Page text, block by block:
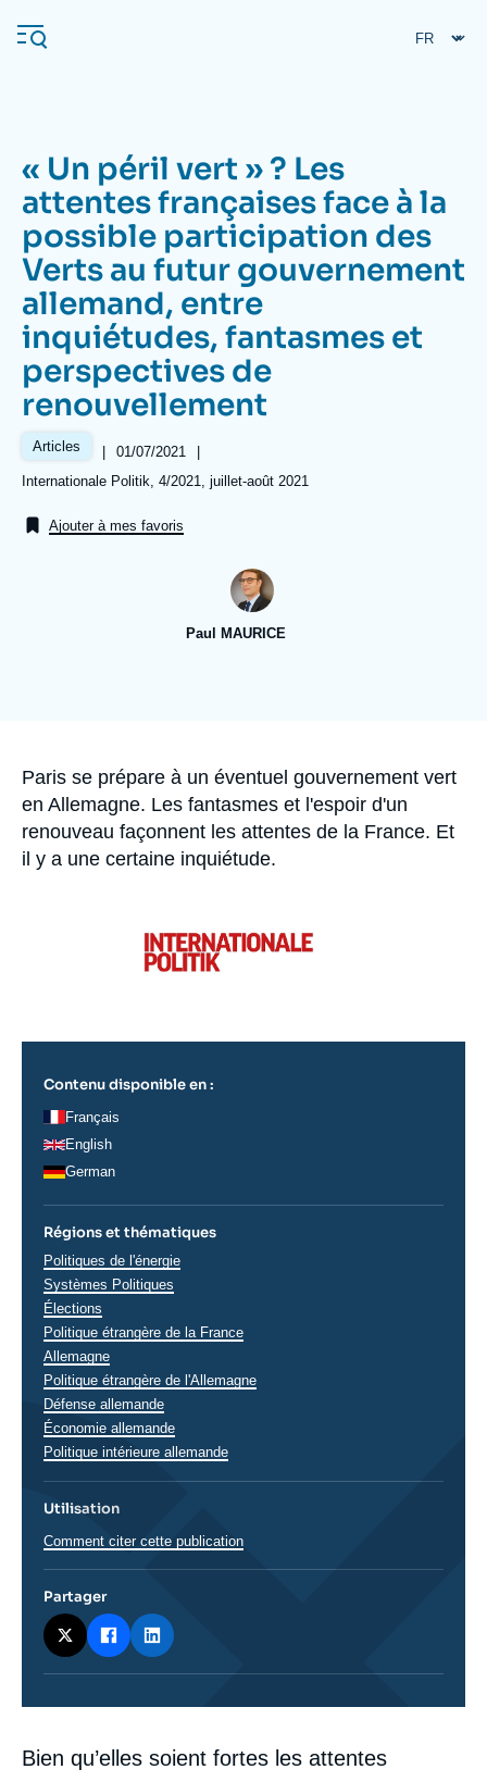
au
contenu
Navigation
principale
L'Ifri
Analyses
Événements
Se connecter
À propos de l'Ifri
L'Ifri en bref
Recherches fréquentes
Proche-Orient
« Un péril vert » ? Les
attentes françaises face à la
possible participation des
Verts au futur gouvernement
allemand, entre
inquiétudes, fantasmes et
perspectives de
renouvellement
Articles |
Date
de
01/07/2021
|
Références
Internationale Politik, 4/2021, juillet-août 2021
Ajouter à mes favoris
Paul MAURICE
Accroche
Paris se prépare à un éventuel gouvernement vert
en Allemagne. Les fantasmes et l'espoir d'un
renouveau façonnent les attentes de la France. Et
il y a une certaine inquiétude.
Corps
analyses
Bien qu’elles soient fortes les attentes
Contenu disponible en :
Français
English
German
Régions et thématiques
Thématiques
analyses
Politiques de l'énergie
Systèmes Politiques
Élections
Régions
Politique étrangère de la France
Allemagne
Politique étrangère de l'Allemagne
Défense allemande
Économie allemande
Politique intérieure allemande
Utilisation
Comment citer cette publication
Partager